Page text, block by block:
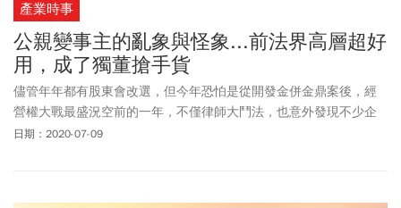
產業時事
公親變事主的亂象與怪象...前法界高層超好
用，成了獨董搶手貨
儘管年年都有股東會改選，但今年恐怕是從開發金併金鼎案後，經
營權大戰最盛況空前的一年，不僅律師大鬥法，也意外發現不少企
業借用法界人士的專業，邀請出任獨董一職。
日期：2020-07-09